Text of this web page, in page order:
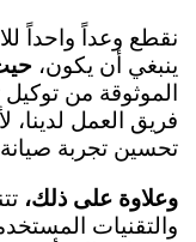
نقطع وعداً واحداً
ينبغي أن يكون،
الموثوقة من
فريق العمل لدينا،
تحسين تجربة صيانة
وعلاوة على ذلك،
والتقنيات